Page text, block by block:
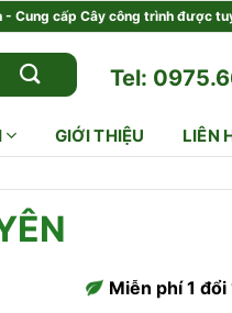
- Cung cấp Cây công trình được
Tel:
GIỚI THIỆU
LIÊN
Miễn phí 1 đổi